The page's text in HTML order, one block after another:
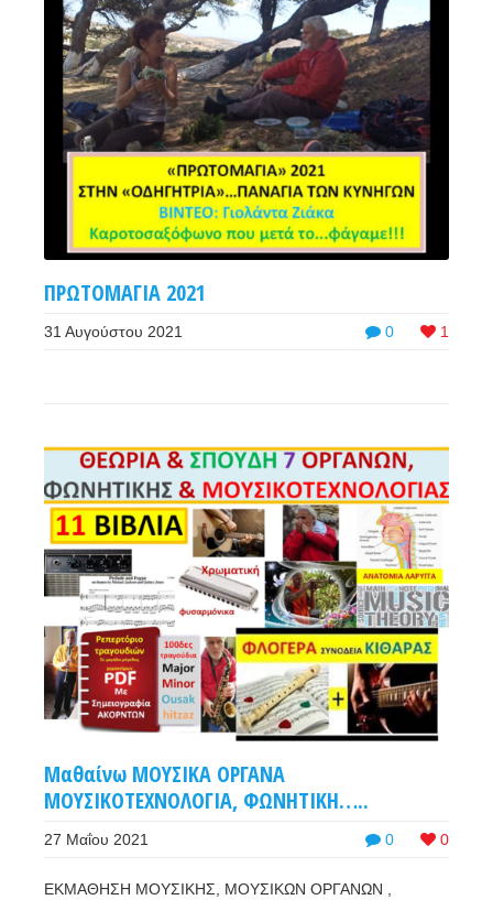
ΠΡΩΤΟΜΑΓΙΑ 2021
0 1
31 Αυγούστου 2021
Μαθαίνω ΜΟΥΣΙΚΑ ΟΡΓΑΝΑ
ΜΟΥΣΙΚΟΤΕΧΝΟΛΟΓΙΑ, ΦΩΝΗΤΙΚΗ…..
0 0
27 Μαΐου 2021
ΕΚΜΑΘΗΣΗ ΜΟΥΣΙΚΗΣ, ΜΟΥΣΙΚΩΝ ΟΡΓΑΝΩΝ ,